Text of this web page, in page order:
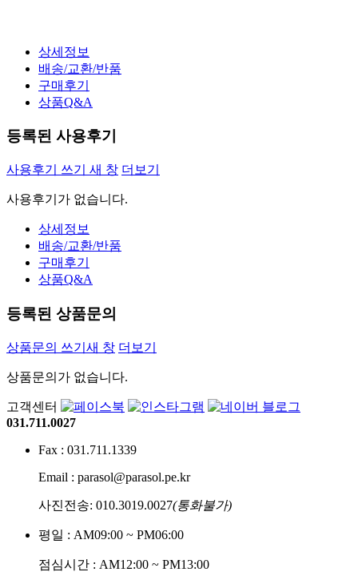
상세정보
배송/교환/반품
구매후기
상품Q&A
등록된 사용후기
사용후기 쓰기 새 창 더보기
사용후기가 없습니다.
상세정보
배송/교환/반품
구매후기
상품Q&A
등록된 상품문의
상품문의 쓰기 새 창 더보기
상품문의가 없습니다.
고객센터
031.711.0027
Fax : 031.711.1339
Email : parasol@parasol.pe.kr
사진전송: 010.3019.0027(통화불가)
평일 : AM09:00 ~ PM06:00
점심시간 : AM12:00 ~ PM13:00